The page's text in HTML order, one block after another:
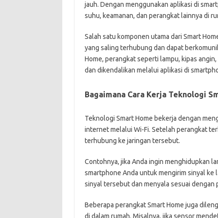
jauh. Dengan menggunakan aplikasi di
suhu, keamanan, dan perangkat lainnya di
Salah satu komponen utama dari Smart
yang saling terhubung dan dapat
Home, perangkat seperti lampu, kipas
dan dikendalikan melalui aplikasi di
Bagaimana Cara Kerja Teknologi
Teknologi Smart Home bekerja dengan
internet melalui Wi-Fi. Setelah perangkat
terhubung ke jaringan tersebut.
Contohnya, jika Anda ingin menghidupkan
smartphone Anda untuk mengirim sinyal ke
sinyal tersebut dan menyala sesuai dengan
Beberapa perangkat Smart Home juga
di dalam rumah. Misalnya, jika sensor